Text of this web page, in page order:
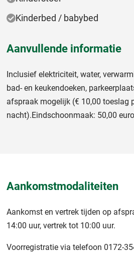
Kinderbed / babybed
Aanvullende informatie
Inclusief elektriciteit, water,
bad- en keukendoeken,
afspraak mogelijk (€ 10,00 toeslag
nacht).Eindschoonmaak: 50,00
Aankomstmodaliteiten
Aankomst en vertrek tijden op
14:00 uur, vertrek tot 10:00 uur.
Voorregistratie via telefoon 0172-